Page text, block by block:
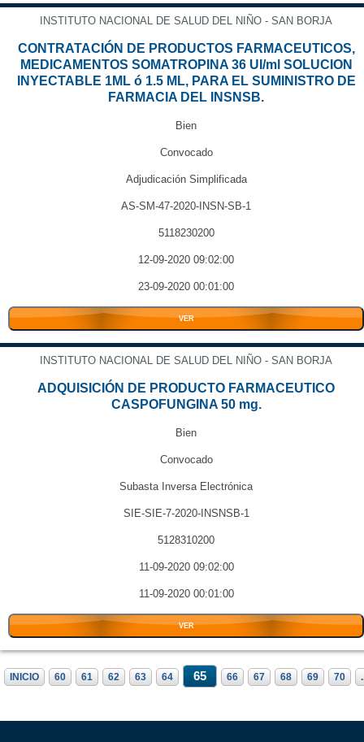
INSTITUTO NACIONAL DE SALUD DEL NIÑO - SAN BORJA
CONTRATACIÓN DE PRODUCTOS FARMACEUTICOS,
MEDICAMENTOS SOMATROPINA 36 UI/ml SOLUCION
INYECTABLE 1ML ó 1.5 ML, PARA EL SUMINISTRO DE
FARMACIA DEL INSNSB.
Bien
Convocado
Adjudicación Simplificada
AS-SM-47-2020-INSN-SB-1
5118230200
12-09-2020 09:02:00
23-09-2020 00:01:00
VER
INSTITUTO NACIONAL DE SALUD DEL NIÑO - SAN BORJA
ADQUISICIÓN DE PRODUCTO FARMACEUTICO
CASPOFUNGINA 50 mg.
Bien
Convocado
Subasta Inversa Electrónica
SIE-SIE-7-2020-INSNSB-1
5128310200
11-09-2020 09:02:00
11-09-2020 00:01:00
VER
INICIO 60 61 62 63 64 65 66 67 68 69 70